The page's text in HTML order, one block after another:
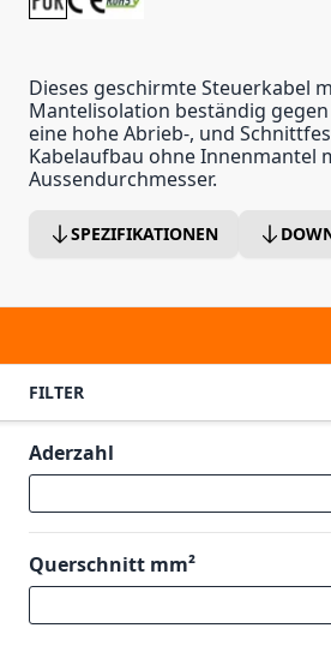
Dieses geschirmte Steuerkabel
Mantelisolation beständig
eine hohe Abrieb-, und
Kabelaufbau ohne Innenmantel
Aussendurchmesser.
SPEZIFIKATIONEN
FILTER
Aderzahl
Querschnitt mm²